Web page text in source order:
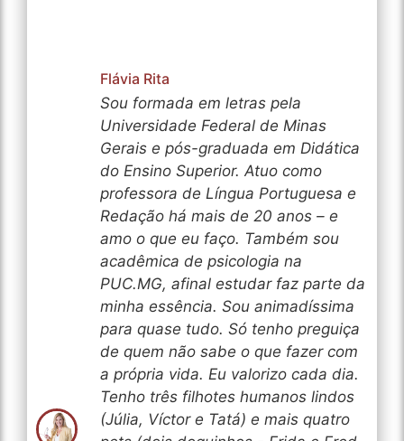
Flávia Rita
Sou formada em letras pela
Universidade Federal de Minas
Gerais e pós-graduada em Didática
do Ensino Superior. Atuo como
professora de Língua Portuguesa e
Redação há mais de 20 anos – e
amo o que eu faço. Também sou
acadêmica de psicologia na
PUC.MG, afinal estudar faz parte da
minha essência. Sou animadíssima
para quase tudo. Só tenho preguiça
de quem não sabe o que fazer com
a própria vida. Eu valorizo cada dia.
Tenho três filhotes humanos lindos
(Júlia, Víctor e Tatá) e mais quatro